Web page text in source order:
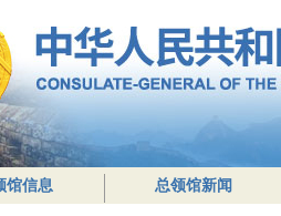
馆信息 总领馆新闻